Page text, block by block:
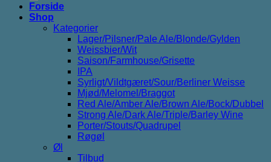
Forside
Shop
Kategorier
Lager/Pilsner/Pale Ale/Blonde/Gylden
Weissbier/Wit
Saison/Farmhouse/Grisette
IPA
Syrligt/Vildtgæret/Sour/Berliner Weisse
Mjød/Melomel/Braggot
Red Ale/Amber Ale/Brown Ale/Bock/Dubbel
Strong Ale/Dark Ale/Triple/Barley Wine
Porter/Stouts/Quadrupel
Røgøl
Øl
Tilbud